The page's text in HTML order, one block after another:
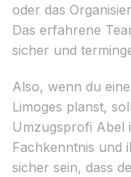
oder das
Das erfahrene
sicher und
Also, wenn du
Limoges planst,
Umzugsprofi Abel
Fachkenntnis und
sicher sein, dass